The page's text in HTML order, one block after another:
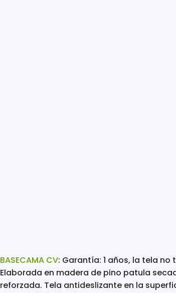
BASECAMA CV: Garantía: 1 años, la tela no
Elaborada en madera de pino patula
reforzada. Tela antideslizante en la